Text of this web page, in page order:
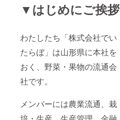
▼はじめにご挨拶
わたしたち「株式会社でい
たらぼ」は山形県に本社を
おく、野菜・果物の流通会
社です。
メンバーには農業流通、栽